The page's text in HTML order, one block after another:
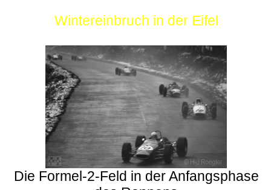
Wintereinbruch in der Eifel
Die Formel-2-Feld in der Anfangsphase